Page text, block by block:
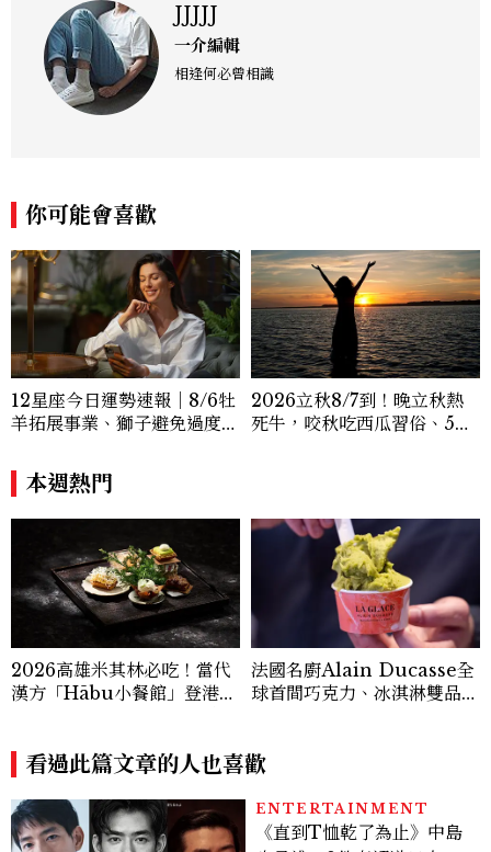
JJJJJ
一介編輯
相逢何必曾相識
你可能會喜歡
12星座今日運勢速報｜8/6牡
羊拓展事業、獅子避免過度借
2026立秋8/7到！晚立秋熱
死牛，咬秋吃西瓜習俗、5大
本週熱門
2026高雄米其林必吃！當代
漢方「Hābu小餐館」登港
法國名廚Alain Ducasse全
球首間巧克力、冰淇淋雙品牌
看過此篇文章的人也喜歡
ENTERTAINMENT
《直到T恤乾了為止》中島